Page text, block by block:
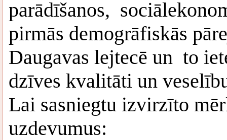
parādīšanos,
pirmās demogrāfiskās
Daugavas lejtecē un to
dzīves kvalitāti un
Lai sasniegtu izvirzīto
uzdevumus: